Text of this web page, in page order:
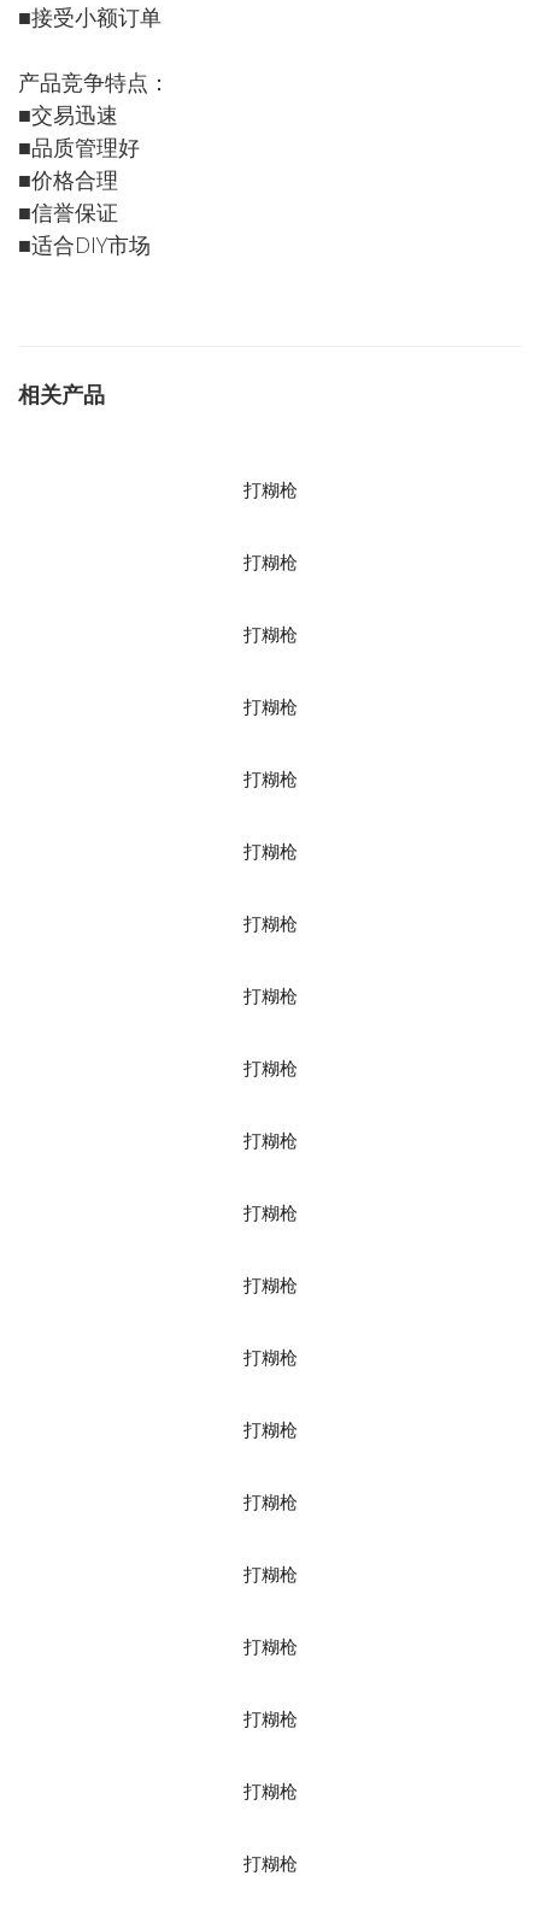
■接受小额订单
产品竞争特点：
■交易迅速
■品质管理好
■价格合理
■信誉保证
■适合DIY市场
相关产品
打糊枪
打糊枪
打糊枪
打糊枪
打糊枪
打糊枪
打糊枪
打糊枪
打糊枪
打糊枪
打糊枪
打糊枪
打糊枪
打糊枪
打糊枪
打糊枪
打糊枪
打糊枪
打糊枪
打糊枪